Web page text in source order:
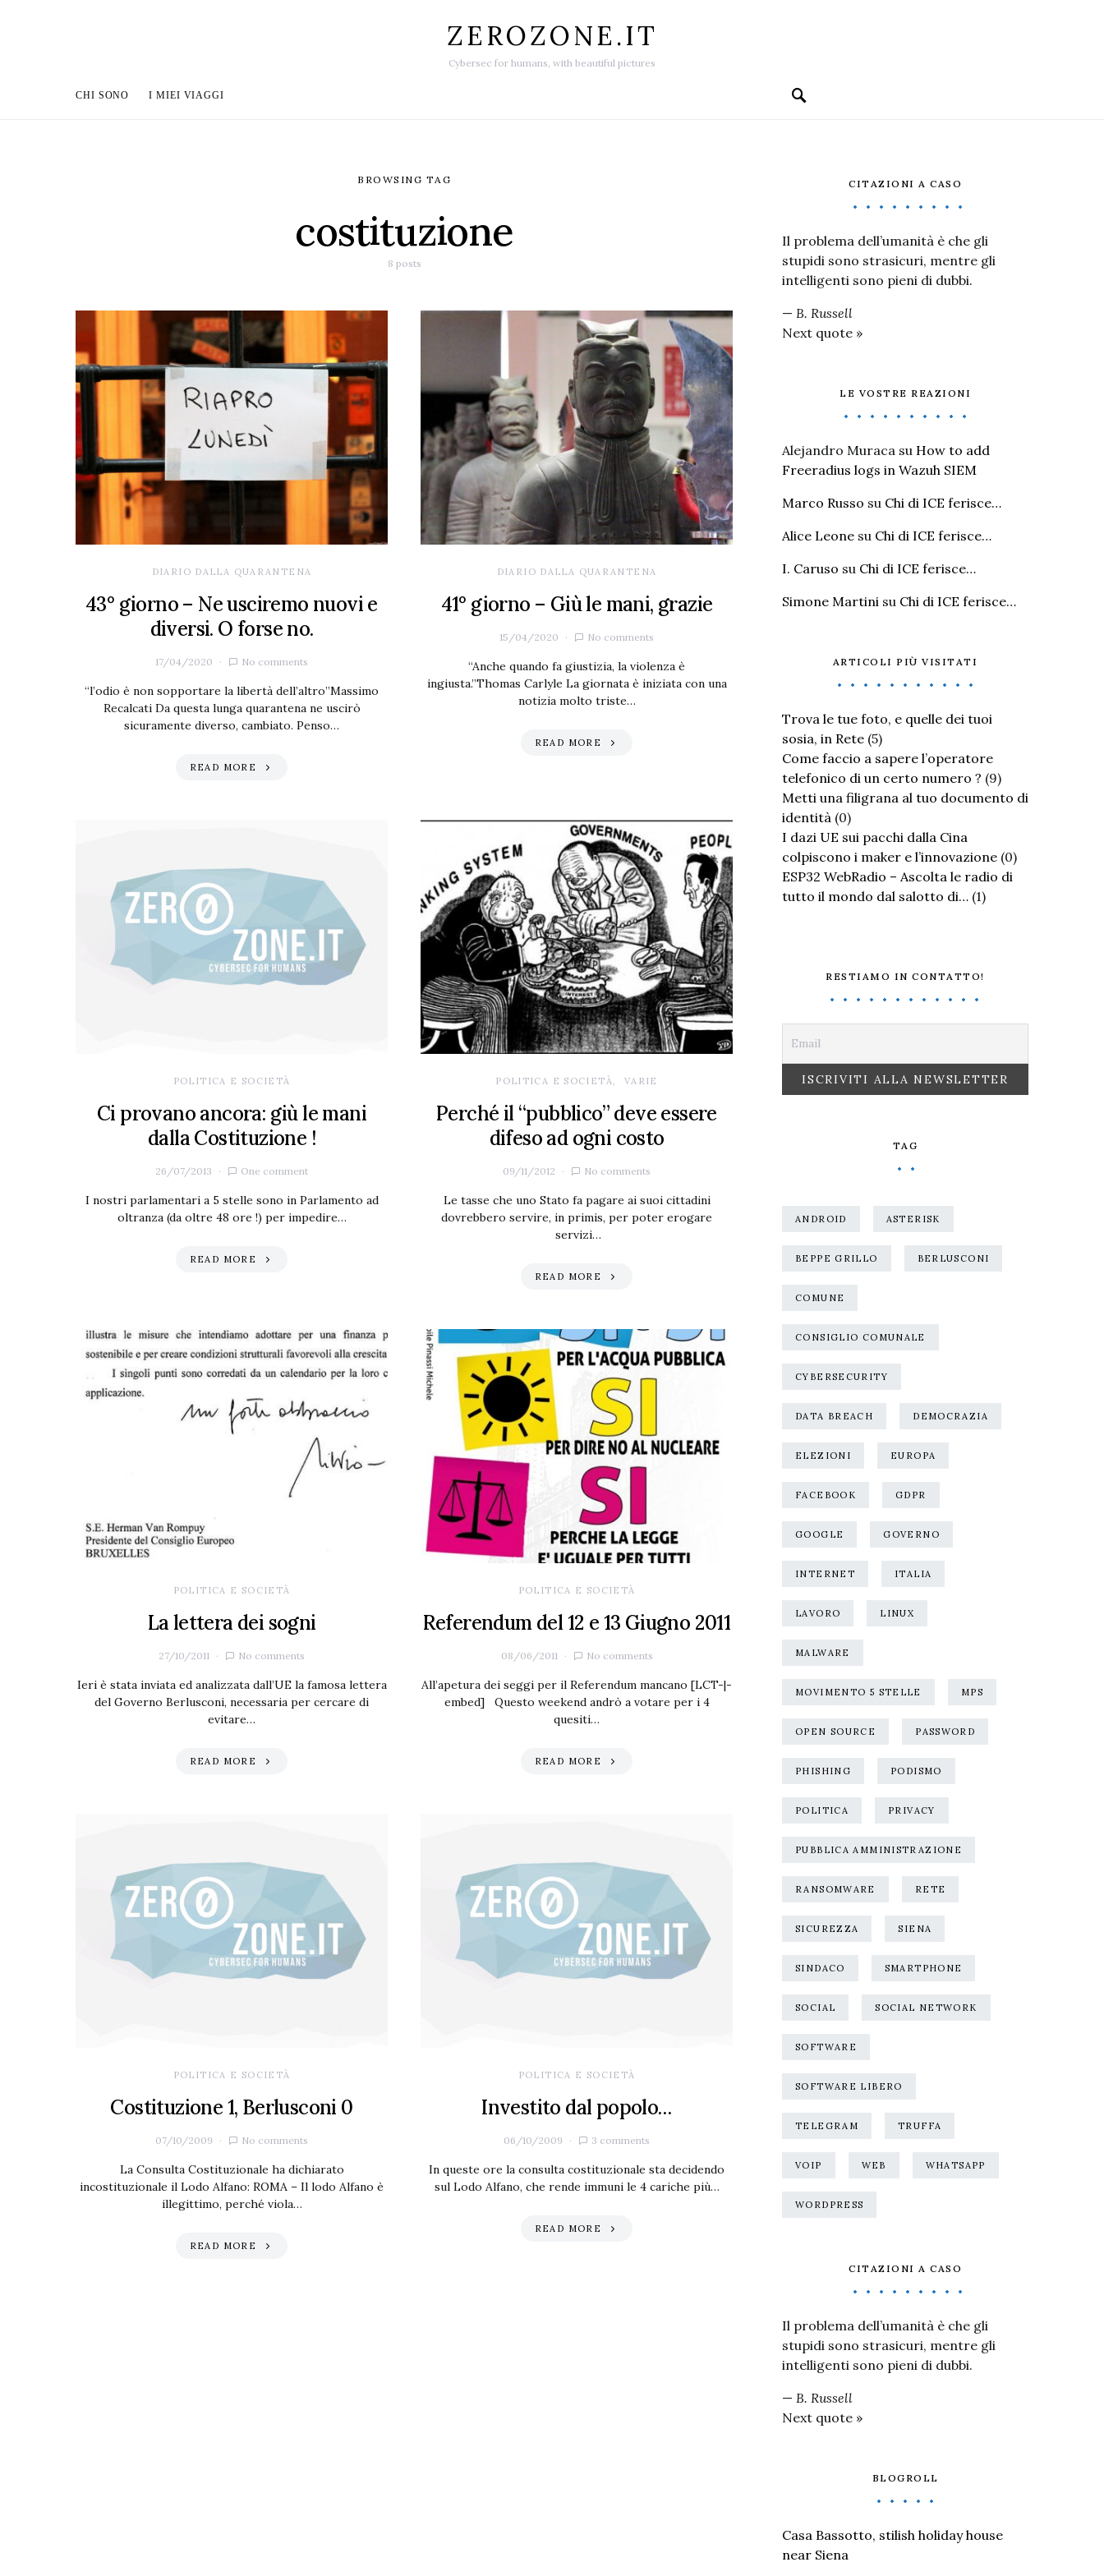
ZEROZONE.IT
Cybersec for humans, with beautiful pictures
CHI SONO I MIEI VIAGGI
BROWSING TAG
costituzione
8 posts
DIARIO DALLA QUARANTENA
43° giorno – Ne usciremo nuovi e
diversi. O forse no.
17/04/2020 No comments
“l’odio è non sopportare la libertà dell’altro”Massimo
Recalcati Da questa lunga quarantena ne uscirò
sicuramente diverso, cambiato. Penso…
READ MORE
DIARIO DALLA QUARANTENA
41° giorno – Giù le mani, grazie
15/04/2020 No comments
“Anche quando fa giustizia, la violenza è
ingiusta.”Thomas Carlyle La giornata è iniziata con una
notizia molto triste…
READ MORE
POLITICA E SOCIETÀ
Ci provano ancora: giù le mani
dalla Costituzione !
26/07/2013 One comment
I nostri parlamentari a 5 stelle sono in Parlamento ad
oltranza (da oltre 48 ore !) per impedire…
READ MORE
POLITICA E SOCIETÀ VARIE
Perché il “pubblico” deve essere
difeso ad ogni costo
09/11/2012 No comments
Le tasse che uno Stato fa pagare ai suoi cittadini
dovrebbero servire, in primis, per poter erogare
servizi…
READ MORE
POLITICA E SOCIETÀ
La lettera dei sogni
27/10/2011 No comments
Ieri è stata inviata ed analizzata dall’UE la famosa lettera
del Governo Berlusconi, necessaria per cercare di
evitare…
READ MORE
POLITICA E SOCIETÀ
Referendum del 12 e 13 Giugno 2011
08/06/2011 No comments
All’apetura dei seggi per il Referendum mancano [LCT-|-
embed] Questo weekend andrò a votare per i 4
quesiti…
READ MORE
POLITICA E SOCIETÀ
Costituzione 1, Berlusconi 0
07/10/2009 No comments
La Consulta Costituzionale ha dichiarato
incostituzionale il Lodo Alfano: ROMA – Il lodo Alfano è
illegittimo, perché viola…
READ MORE
POLITICA E SOCIETÀ
Investito dal popolo…
06/10/2009 3 comments
In queste ore la consulta costituzionale sta decidendo
sul Lodo Alfano, che rende immuni le 4 cariche più…
READ MORE
CITAZIONI A CASO
Il problema dell’umanità è che gli
stupidi sono strasicuri, mentre gli
intelligenti sono pieni di dubbi.
— B. Russell
Next quote »
LE VOSTRE REAZIONI
Alejandro Muraca su How to add
Freeradius logs in Wazuh SIEM
Marco Russo su Chi di ICE ferisce…
Alice Leone su Chi di ICE ferisce…
I. Caruso su Chi di ICE ferisce…
Simone Martini su Chi di ICE ferisce…
ARTICOLI PIÙ VISITATI
Trova le tue foto, e quelle dei tuoi
sosia, in Rete (5)
Come faccio a sapere l’operatore
telefonico di un certo numero ? (9)
Metti una filigrana al tuo documento di
identità (0)
I dazi UE sui pacchi dalla Cina
colpiscono i maker e l’innovazione (0)
ESP32 WebRadio – Ascolta le radio di
tutto il mondo dal salotto di… (1)
RESTIAMO IN CONTATTO!
TAG
ANDROID ASTERISK
BEPPE GRILLO BERLUSCONI
COMUNE
CONSIGLIO COMUNALE
CYBERSECURITY
DATA BREACH DEMOCRAZIA
ELEZIONI EUROPA
FACEBOOK GDPR
GOOGLE GOVERNO
INTERNET ITALIA
LAVORO LINUX
MALWARE
MOVIMENTO 5 STELLE MPS
OPEN SOURCE PASSWORD
PHISHING PODISMO
POLITICA PRIVACY
PUBBLICA AMMINISTRAZIONE
RANSOMWARE RETE
SICUREZZA SIENA
SINDACO SMARTPHONE
SOCIAL SOCIAL NETWORK
SOFTWARE
SOFTWARE LIBERO
TELEGRAM TRUFFA
VOIP WEB WHATSAPP
WORDPRESS
CITAZIONI A CASO
Il problema dell’umanità è che gli
stupidi sono strasicuri, mentre gli
intelligenti sono pieni di dubbi.
— B. Russell
Next quote »
BLOGROLL
Casa Bassotto, stilish holiday house
near Siena